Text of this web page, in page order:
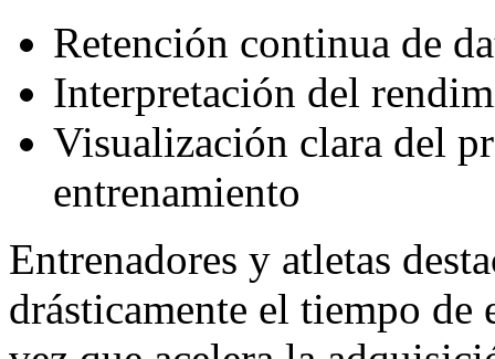
Retención continua de
Interpretación del
Visualización clara del
entrenamiento
Entrenadores y atletas
drásticamente el tiempo de